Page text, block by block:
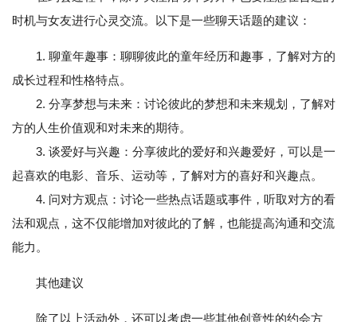
时机与女友进行心灵交流。以下是一些聊天话题的建议：
1. 聊童年趣事：聊聊彼此的童年经历和趣事，了解对方的
成长过程和性格特点。
2. 分享梦想与未来：讨论彼此的梦想和未来规划，了解对
方的人生价值观和对未来的期待。
3. 谈爱好与兴趣：分享彼此的爱好和兴趣爱好，可以是一
起喜欢的电影、音乐、运动等，了解对方的喜好和兴趣点。
4. 问对方观点：讨论一些热点话题或事件，听取对方的看
法和观点，这不仅能增加对彼此的了解，也能提高沟通和交流
能力。
其他建议
除了以上活动外，还可以考虑一些其他创意性的约会方